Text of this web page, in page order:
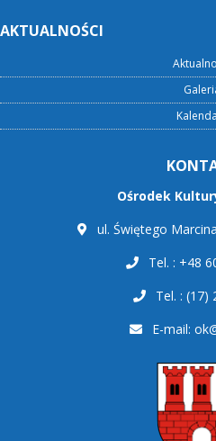
AKTUALNOŚCI
Ośrodek
ul. Świętego
Tel. : +48
Tel. : (17)
E-mail: